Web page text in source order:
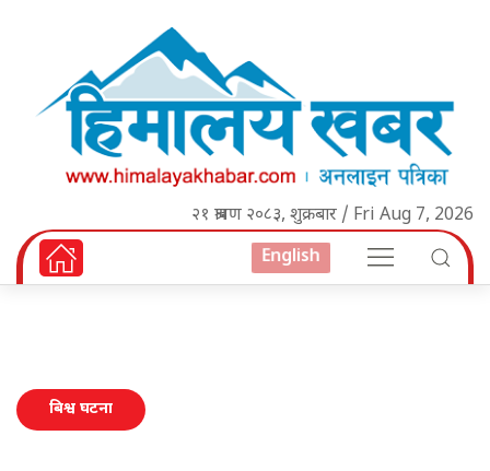
२१ श्रावण २०८३, शुक्रबार / Fri Aug 7, 2026
English
बिश्व घटना